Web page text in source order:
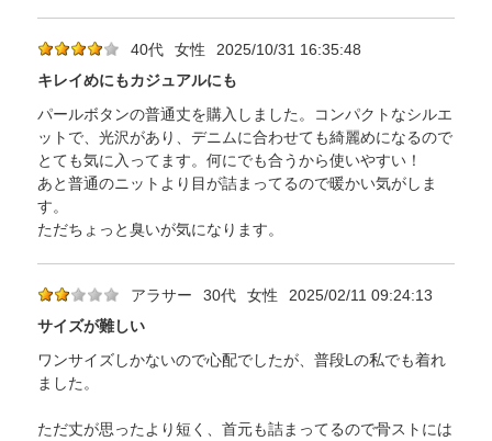
40代 女性
2025/10/31 16:35:48
キレイめにもカジュアルにも
パールボタンの普通丈を購入しました。コンパクトなシルエ
ットで、光沢があり、デニムに合わせても綺麗めになるので
とても気に入ってます。何にでも合うから使いやすい！
あと普通のニットより目が詰まってるので暖かい気がしま
す。
ただちょっと臭いが気になります。
アラサー 30代 女性
2025/02/11 09:24:13
サイズが難しい
ワンサイズしかないので心配でしたが、普段Lの私でも着れ
ました。
ただ丈が思ったより短く、首元も詰まってるので骨ストには